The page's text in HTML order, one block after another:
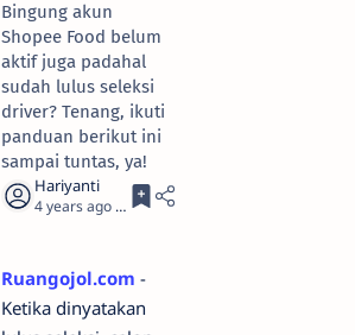
Bingung akun
Shopee Food belum
aktif juga padahal
sudah lulus seleksi
driver? Tenang, ikuti
panduan berikut ini
sampai tuntas, ya!
4 years ago 3
Ruangojol.com -
Ketika dinyatakan